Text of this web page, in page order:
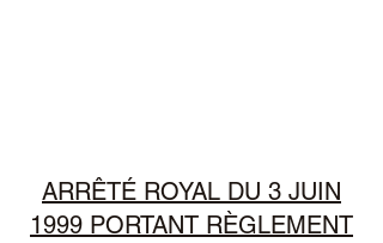
ARRÊTÉ ROYAL DU 3 JUIN
1999 PORTANT RÈGLEMENT